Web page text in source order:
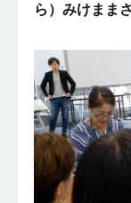
ら）みけまま